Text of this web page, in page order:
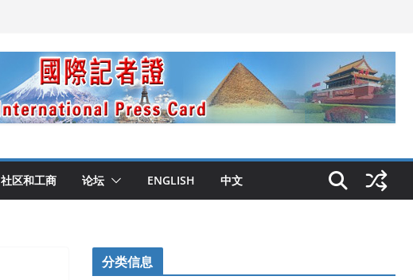
社区和工商 论坛 ENGLISH 中文
分类信息